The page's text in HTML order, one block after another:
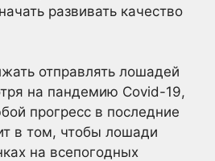
развивать качество
отправлять лошадей
на пандемию Covid-19,
прогресс в последние
в том, чтобы лошади
на всепогодных